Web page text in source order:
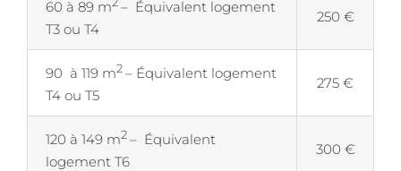
60 à 89 m – Équivalent logement
T3 ou T4
250 €
90 à 119 m2 – Équivalent logement
T4 ou T5
275 €
120 à 149 m2 – Équivalent
logement T6
300 €